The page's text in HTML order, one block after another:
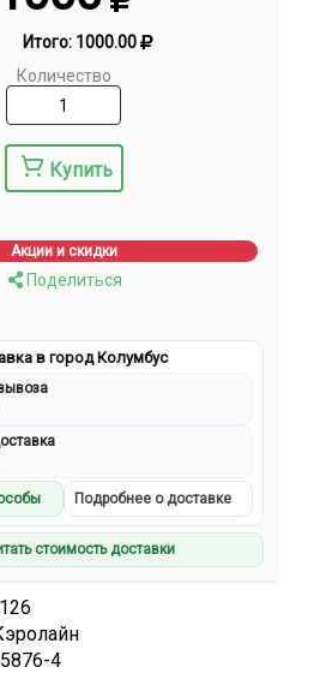
Итого: 1000.00
Количество
Купить
Акции и скидки
Поделиться
в город Колумбус
Подробнее о доставке
стоимость доставки
4